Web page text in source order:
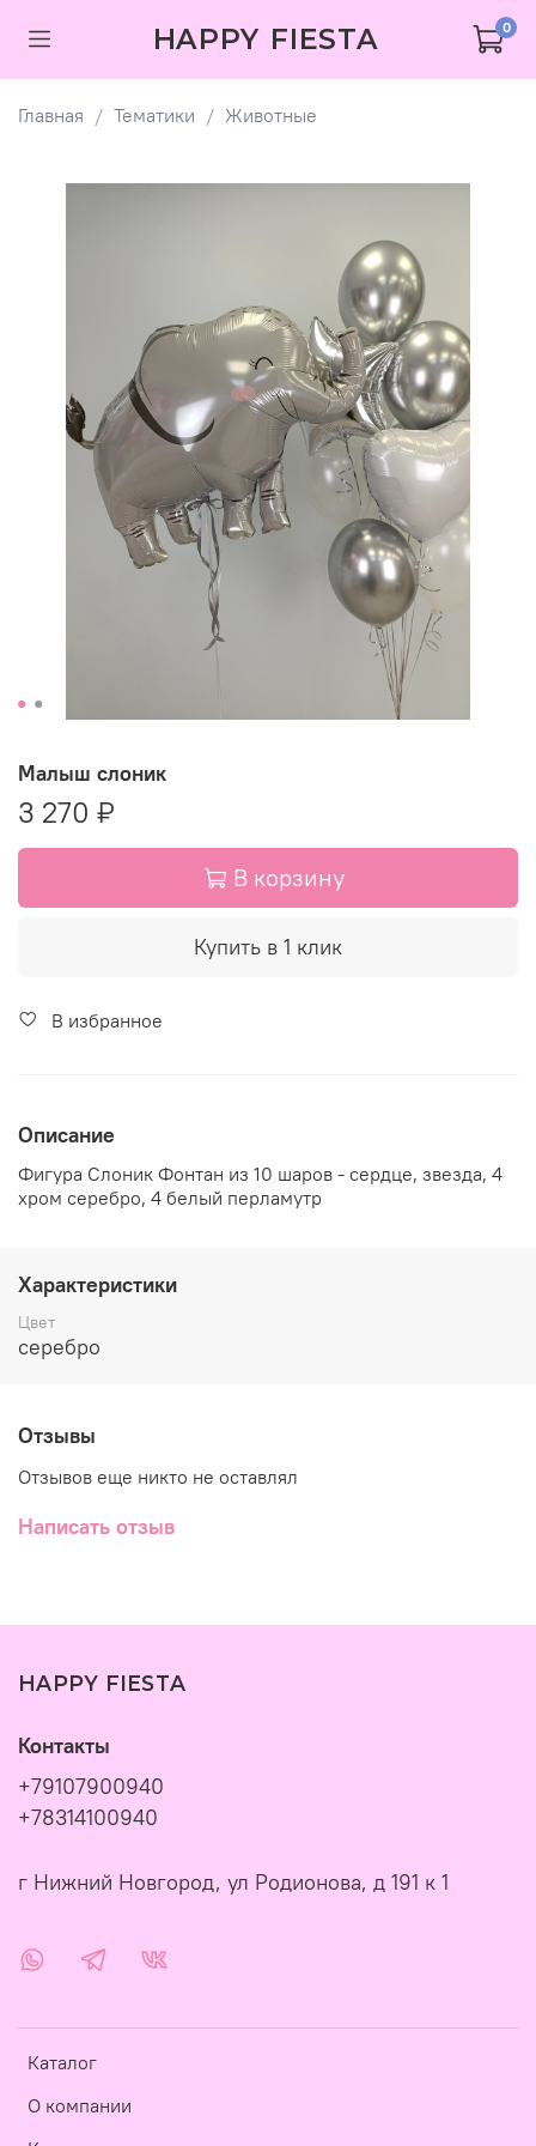
HAPPY FIESTA 0
Главная Тематики Животные
Малыш слоник
3 270 ₽
В корзину
Купить в 1 клик
В избранное
Описание
Фигура Слоник Фонтан из 10 шаров - сердце, звезда, 4
хром серебро, 4 белый перламутр
Характеристики
Цвет
серебро
Отзывы
Отзывов еще никто не оставлял
Написать отзыв
HAPPY FIESTA
Каталог
О компании
Контакты
+79107900940
+78314100940
г Нижний Новгород, ул Родионова, д 191 к 1